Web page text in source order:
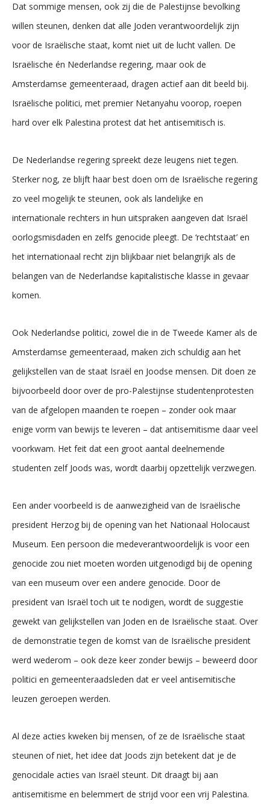
Dat sommige mensen, ook zij die de Palestijnse bevolking
willen steunen, denken dat alle Joden verantwoordelijk zijn
voor de Israëlische staat, komt niet uit de lucht vallen. De
Israëlische én Nederlandse regering, maar ook de
Amsterdamse gemeenteraad, dragen actief aan dit beeld bij.
Israëlische politici, met premier Netanyahu voorop, roepen
hard over elk Palestina protest dat het antisemitisch is.
De Nederlandse regering spreekt deze leugens niet tegen.
Sterker nog, ze blijft haar best doen om de Israëlische regering
zo veel mogelijk te steunen, ook als landelijke en
internationale rechters in hun uitspraken aangeven dat Israël
oorlogsmisdaden en zelfs genocide pleegt. De ‘rechtstaat’ en
het internationaal recht zijn blijkbaar niet belangrijk als de
belangen van de Nederlandse kapitalistische klasse in gevaar
komen.
Ook Nederlandse politici, zowel die in de Tweede Kamer als de
Amsterdamse gemeenteraad, maken zich schuldig aan het
gelijkstellen van de staat Israël en Joodse mensen. Dit doen ze
bijvoorbeeld door over de pro-Palestijnse studentenprotesten
van de afgelopen maanden te roepen – zonder ook maar
enige vorm van bewijs te leveren – dat antisemitisme daar veel
voorkwam. Het feit dat een groot aantal deelnemende
studenten zelf Joods was, wordt daarbij opzettelijk verzwegen.
Een ander voorbeeld is de aanwezigheid van de Israëlische
president Herzog bij de opening van het Nationaal Holocaust
Museum. Een persoon die medeverantwoordelijk is voor een
genocide zou niet moeten worden uitgenodigd bij de opening
van een museum over een andere genocide. Door de
president van Israël toch uit te nodigen, wordt de suggestie
gewekt van gelijkstellen van Joden en de Israëlische staat. Over
de demonstratie tegen de komst van de Israëlische president
werd wederom – ook deze keer zonder bewijs – beweerd door
politici en gemeenteraadsleden dat er veel antisemitische
leuzen geroepen werden.
Al deze acties kweken bij mensen, of ze de Israëlische staat
steunen of niet, het idee dat Joods zijn betekent dat je de
genocidale acties van Israël steunt. Dit draagt bij aan
antisemitisme en belemmert de strijd voor een vrij Palestina.